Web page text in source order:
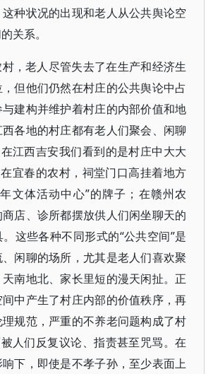
种状况的出现和老人从公共舆论空
关系。
，老人尽管失去了在生产和经济生
但他们仍然在村庄的公共舆论中占
建构并维护着村庄的内部价值和地
各地的村庄都有老人们聚会、闲聊
江西吉安我们看到的是村庄中大大
宜春的农村，祠堂门口高挂着地方
文体活动中心”的牌子；在赣州农
店、诊所都摆放供人们闲坐聊天的
这些各种不同形式的“公共空间”是
闲聊的场所，尤其是老人们喜欢聚
南地北、家长里短的漫天闲扯。正
中产生了村庄内部的价值秩序，再
规范，严重的不养老问题构成了村
人们反复议论、指责甚至咒骂。在
下，即使是不孝子孙，至少表面上